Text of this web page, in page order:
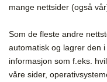
mange nettsider (også
Som de fleste andre
automatisk og lagrer den
informasjon som f.eks.
våre sider,